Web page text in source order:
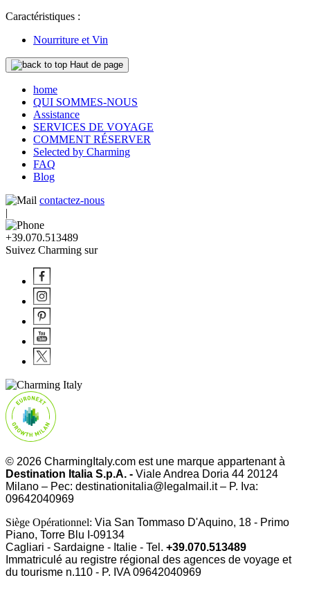
Caractéristiques :
Nourriture et Vin
Haut de page
home
QUI SOMMES-NOUS
Assistance
SERVICES DE VOYAGE
COMMENT RÉSERVER
Selected by Charming
FAQ
Blog
contactez-nous
|
+39.070.513489
Suivez Charming sur
© 2026 CharmingItaly.com est une marque appartenant à
Destination Italia S.p.A. - Viale Andrea Doria 44 20124
Milano – Pec: destinationitalia@legalmail.it – P. Iva:
09642040969
Siège Opérationnel: Via San Tommaso D'Aquino, 18 - Primo
Piano, Torre Blu I-09134
Cagliari - Sardaigne - Italie - Tel. +39.070.513489
Immatriculé au registre régional des agences de voyage et
du tourisme n.110 - P. IVA09642040969